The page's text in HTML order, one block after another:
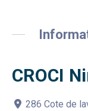
CROCI
286 Cote de